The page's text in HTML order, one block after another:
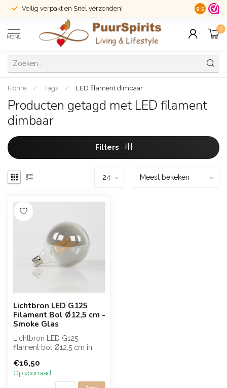
Veilig verpakt en Snel verzonden! 14 dagen
9.5
MENU
0
Home / Tags / LED filament dimbaar
Producten getagd met LED filament
dimbaar
Filters
Lichtbron LED G125
Filament Bol Ø12,5 cm -
Smoke Glas
Lichtbron LED G125
filament bol Ø12,5 cm in
Deze dim...
€16,50
Op voorraad